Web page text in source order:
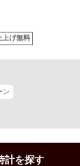
上げ無料
ン
計を探す